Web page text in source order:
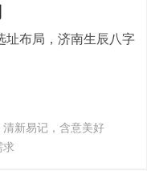
址布局，济南生辰八字
新易记，含意美好